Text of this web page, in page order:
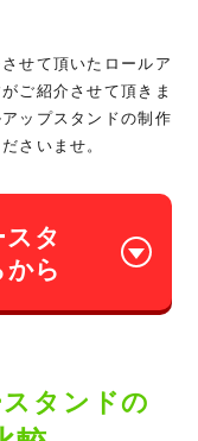
せて頂いたロールア
ご紹介させて頂きま
ップスタンドの制作
さいませ。
タ
ら
タンドの